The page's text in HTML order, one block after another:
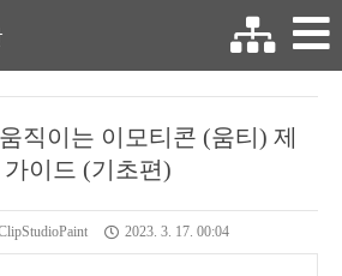
직이는 이모티콘 (움티) 제
가이드 (기초편)
2023. 3. 17. 00:04